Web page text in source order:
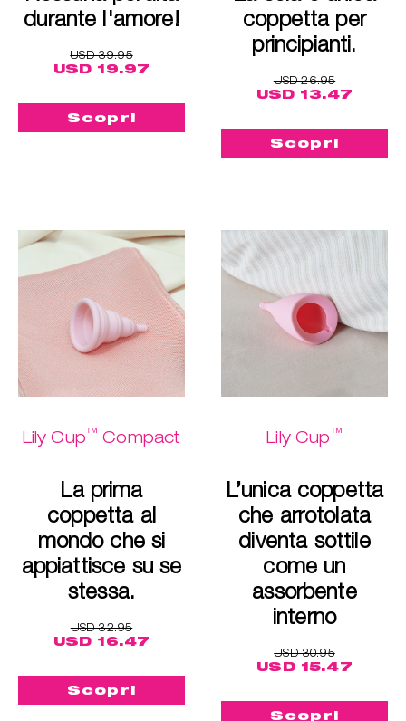
durante l'amore!
USD 39.95
USD 19.97
Scopri
coppetta per
principianti.
USD 26.95
USD 13.47
Scopri
Lily Cup™ Compact
La prima
coppetta al
mondo che si
appiattisce su se
stessa.
USD 32.95
USD 16.47
Scopri
Lily Cup™
L’unica coppetta
che arrotolata
diventa sottile
come un
assorbente
interno
USD 30.95
USD 15.47
Scopri